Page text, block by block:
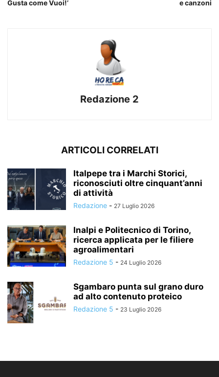
Gusta come Vuoi!’
e canzoni
Redazione 2
ARTICOLI CORRELATI
Italpepe tra i Marchi Storici,
riconosciuti oltre cinquant’anni
di attività
Redazione - 27 Luglio 2026
Inalpi e Politecnico di Torino,
ricerca applicata per le filiere
agroalimentari
Redazione 5 - 24 Luglio 2026
Sgambaro punta sul grano duro
ad alto contenuto proteico
Redazione 5 - 23 Luglio 2026